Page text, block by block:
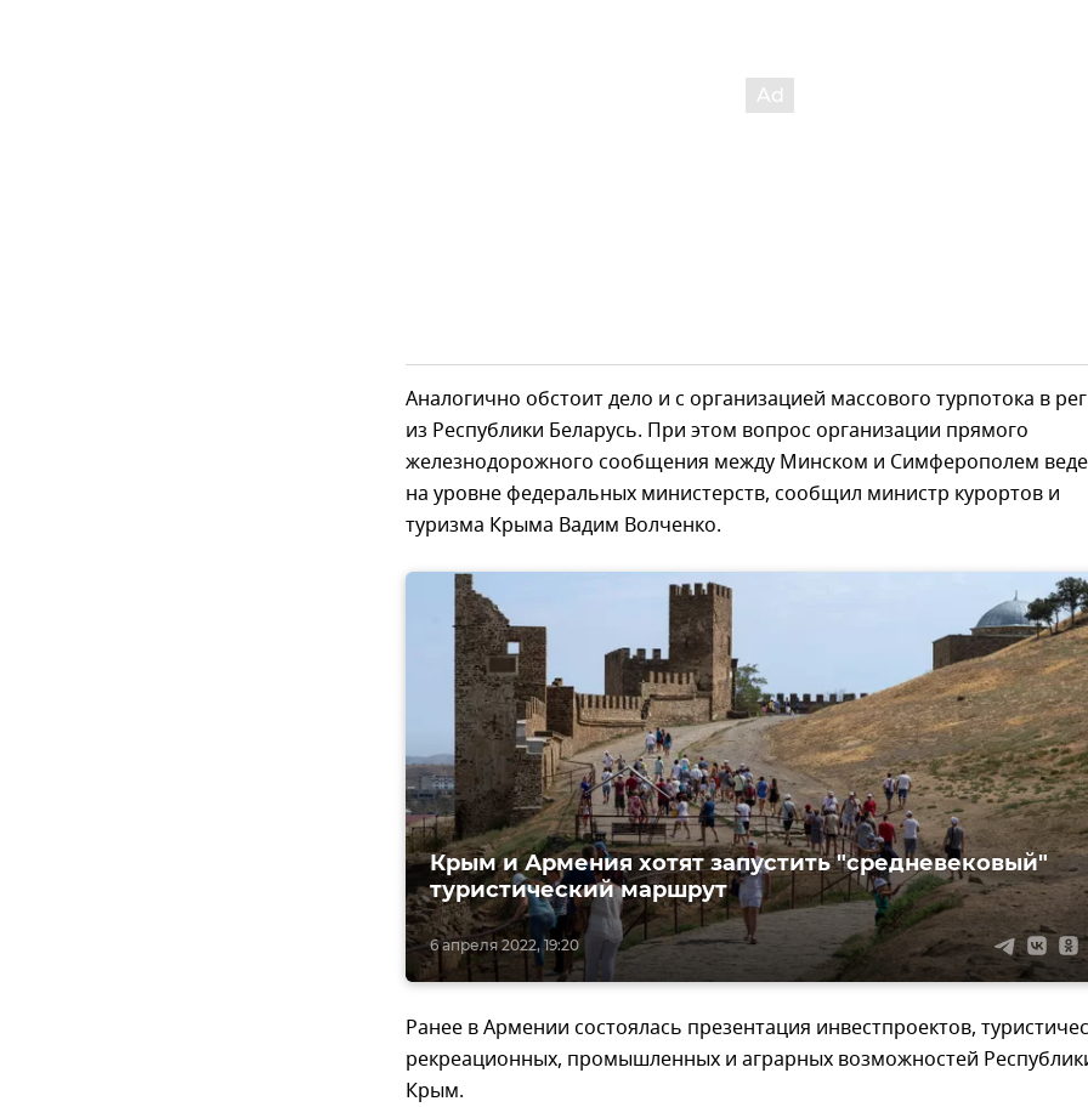
Аналогично обстоит дело и с организацией массового турпотока в
из Республики Беларусь. При этом вопрос организации прямого
железнодорожного сообщения между Минском и Симферополем
на уровне федеральных министерств, сообщил министр курортов и
туризма Крыма Вадим Волченко.
6 апреля 2022, 19:20
Крым и Армения хотят запустить "средневековый"
туристический маршрут
Ранее в Армении состоялась презентация инвестпроектов,
рекреационных, промышленных и аграрных возможностей
Крым.